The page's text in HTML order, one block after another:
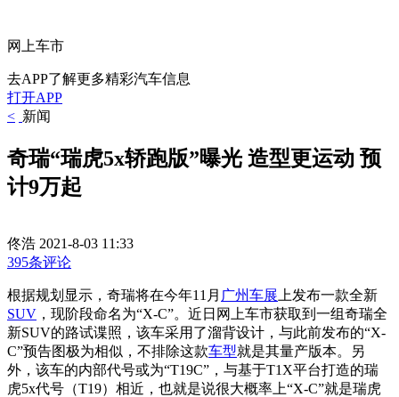
网上车市
去APP了解更多精彩汽车信息
打开APP
< 新闻
奇瑞“瑞虎5x轿跑版”曝光 造型更运动 预
计9万起
佟浩 2021-8-03 11:33
395条评论
根据规划显示，奇瑞将在今年11月 广州车展 上发布一款全新
SUV ，现阶段命名为“X-C”。近日网上车市获取到一组奇瑞全
新SUV的路试谍照，该车采用了溜背设计，与此前发布的“X-
C”预告图极为相似，不排除这款车型就是其量产版本。另
外，该车的内部代号或为“T19C”，与基于T1X平台打造的瑞
虎5x代号（T19）相近，也就是说很大概率上“X-C”就是瑞虎